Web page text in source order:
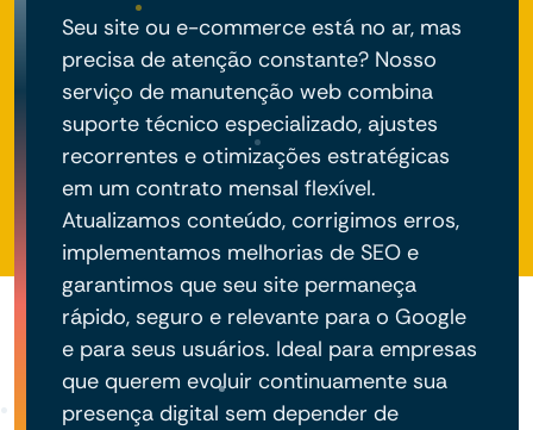
Seu site ou e-commerce está no ar, mas
precisa de atenção constante? Nosso
serviço de manutenção web combina
suporte técnico especializado, ajustes
recorrentes e otimizações estratégicas
em um contrato mensal flexível.
Atualizamos conteúdo, corrigimos erros,
implementamos melhorias de SEO e
garantimos que seu site permaneça
rápido, seguro e relevante para o Google
e para seus usuários. Ideal para empresas
que querem evoluir continuamente sua
presença digital sem depender de